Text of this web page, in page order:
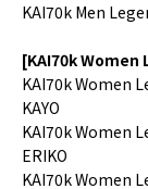
KAI70k Men
[KAI70k Women
KAI70k Women
KAYO
KAI70k Women
ERIKO
KAI70k Women